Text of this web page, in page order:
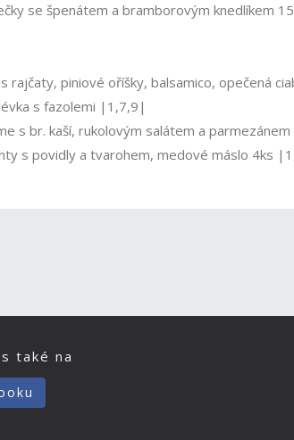
se špenátem a bramborovým knedlíkem
rajčaty, piniové oříšky, balsamico, opečená
s fazolemi |1,7,9|
s br. kaší, rukolovým salátem a
s povidly a tvarohem, medové máslo 4ks
také na